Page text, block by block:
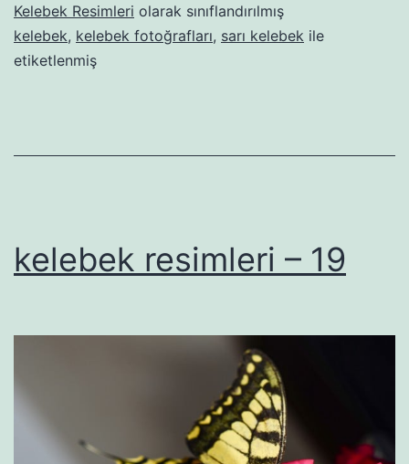
Kelebek Resimleri olarak sınıflandırılmış
kelebek, kelebek fotoğrafları, sarı kelebek ile
etiketlenmiş
kelebek resimleri – 19